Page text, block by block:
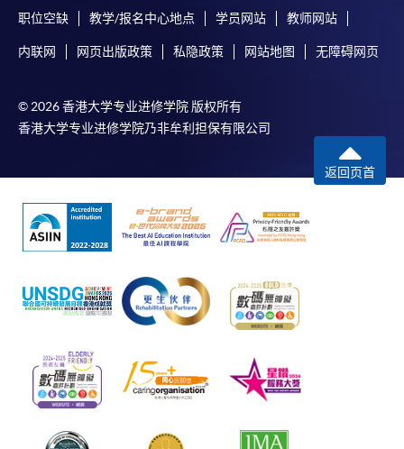
职位空缺 教学/报名中心地点 学员网站 教师网站
内联网 网页出版政策 私隐政策 网站地图 无障碍网页
© 2026 香港大学专业进修学院 版权所有
香港大学专业进修学院乃非牟利担保有限公司
返回页首